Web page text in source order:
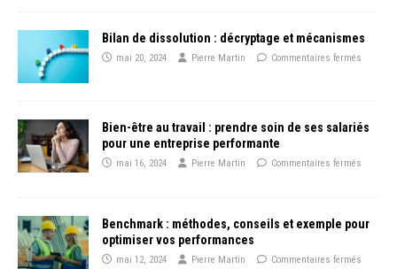
Bilan de dissolution : décryptage et mécanismes
mai 20, 2024 Pierre Martin Commentaires fermés
Bien-être au travail : prendre soin de ses salariés
pour une entreprise performante
mai 16, 2024 Pierre Martin Commentaires fermés
Benchmark : méthodes, conseils et exemple pour
optimiser vos performances
mai 12, 2024 Pierre Martin Commentaires fermés